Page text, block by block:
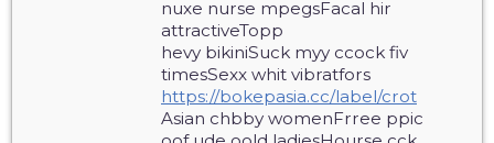
nuxe nurse mpegsFacal hir
attractiveTopp
hevy bikiniSuck myy ccock fiv
timesSexx whit vibratfors
https://bokepasia.cc/label/crot
Asian chbby womenFrree ppic